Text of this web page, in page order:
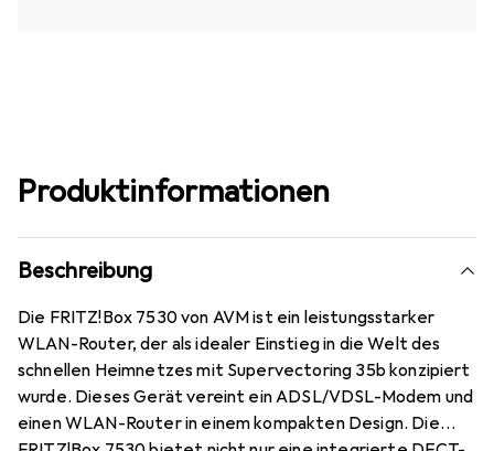
Produktinformationen
Beschreibung
Die FRITZ!Box 7530 von AVM ist ein leistungsstarker
WLAN-Router, der als idealer Einstieg in die Welt des
schnellen Heimnetzes mit Supervectoring 35b konzipiert
wurde. Dieses Gerät vereint ein ADSL/VDSL-Modem und
einen WLAN-Router in einem kompakten Design. Die